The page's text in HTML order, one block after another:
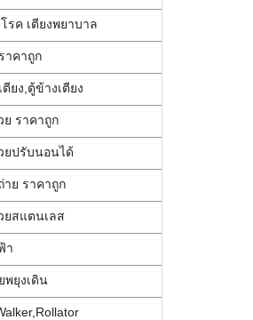
รค เตียงพยาบาล
าคาถูก
ยง,ตู้ข้างเตียง
ย ราคาถูก
ยปรับนอนได้
าย ราคาถูก
ยสแตนเลส
า
พยุงเดิน